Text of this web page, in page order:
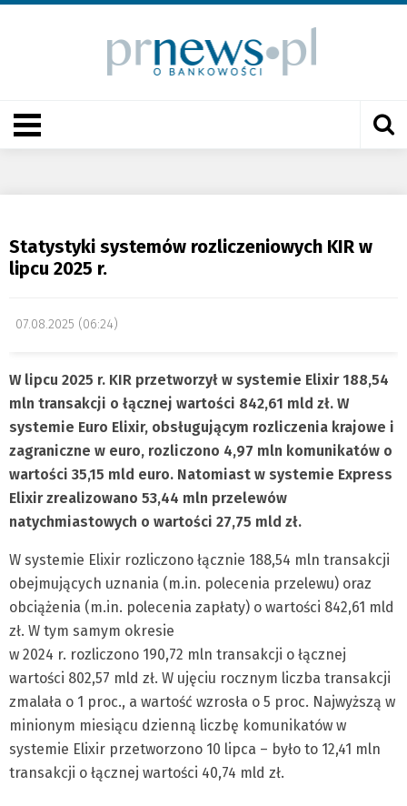
Statystyki systemów rozliczeniowych KIR w
lipcu 2025 r.
07.08.2025 (06:24)
W lipcu 2025 r. KIR przetworzył w systemie Elixir 188,54
mln transakcji o łącznej wartości 842,61 mld zł. W
systemie Euro Elixir, obsługującym rozliczenia krajowe i
zagraniczne w euro, rozliczono 4,97 mln komunikatów o
wartości 35,15 mld euro. Natomiast w systemie Express
Elixir zrealizowano 53,44 mln przelewów
natychmiastowych o wartości 27,75 mld zł.
W systemie Elixir rozliczono łącznie 188,54 mln transakcji
obejmujących uznania (m.in. polecenia przelewu) oraz
obciążenia (m.in. polecenia zapłaty) o wartości 842,61 mld
zł. W tym samym okresie
w 2024 r. rozliczono 190,72 mln transakcji o łącznej
wartości 802,57 mld zł. W ujęciu rocznym liczba transakcji
zmalała o 1 proc., a wartość wzrosła o 5 proc. Najwyższą w
minionym miesiącu dzienną liczbę komunikatów w
systemie Elixir przetworzono 10 lipca – było to 12,41 mln
transakcji o łącznej wartości 40,74 mld zł.